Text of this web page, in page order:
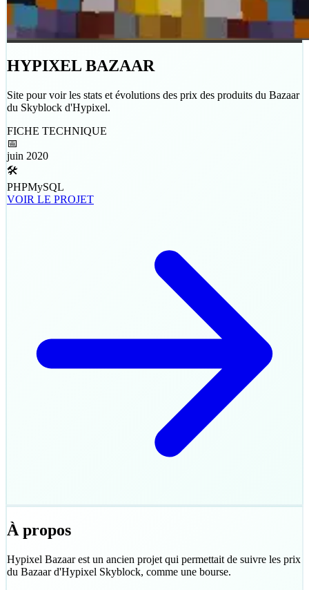
HYPIXEL BAZAAR
Site pour voir les stats et évolutions des prix des produits du Bazaar
du Skyblock d'Hypixel.
FICHE TECHNIQUE
📅
juin 2020
🛠️
PHPMySQL
VOIR LE PROJET
À propos
Hypixel Bazaar est un ancien projet qui permettait de suivre les prix
du Bazaar d'Hypixel Skyblock, comme une bourse.